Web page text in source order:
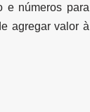
e números para
agregar valor à